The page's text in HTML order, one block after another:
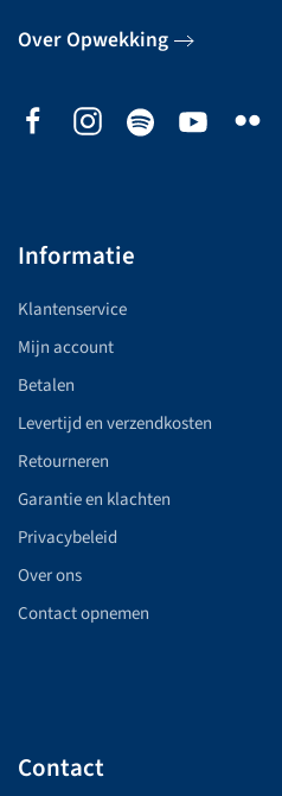
Over Opwekking
Informatie
Klantenservice
Mijn account
Betalen
Levertijd en verzendkosten
Retourneren
Garantie en klachten
Privacybeleid
Over ons
Contact opnemen
Contact